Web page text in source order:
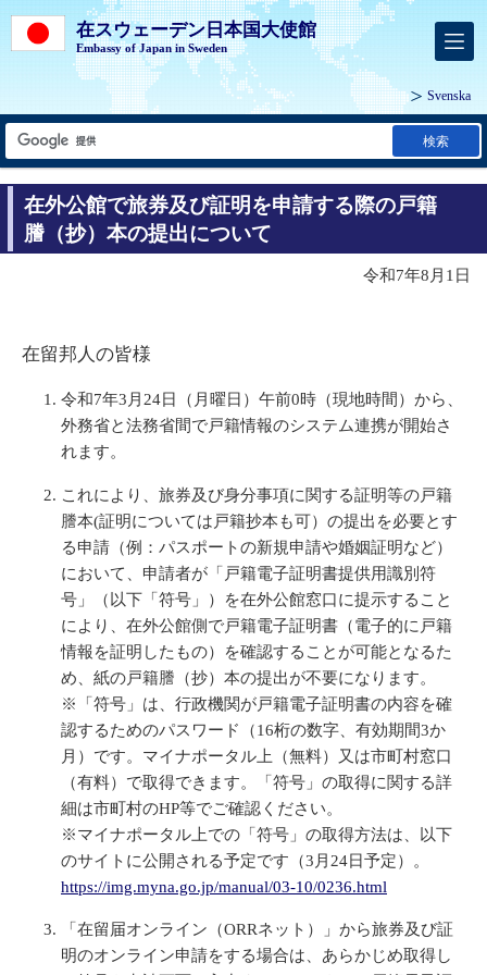
在スウェーデン日本国大使館
Embassy of Japan in Sweden
Svenska
検索
在外公館で旅券及び証明を申請する際の戸籍
謄（抄）本の提出について
令和7年8月1日
在留邦人の皆様
令和7年3月24日（月曜日）午前0時（現地時間）から、
外務省と法務省間で戸籍情報のシステム連携が開始さ
れます。
これにより、旅券及び身分事項に関する証明等の戸籍
謄本(証明については戸籍抄本も可）の提出を必要とす
る申請（例：パスポートの新規申請や婚姻証明など）
において、申請者が「戸籍電子証明書提供用識別符
号」（以下「符号」）を在外公館窓口に提示すること
により、在外公館側で戸籍電子証明書（電子的に戸籍
情報を証明したもの）を確認することが可能となるた
め、紙の戸籍謄（抄）本の提出が不要になります。
※「符号」は、行政機関が戸籍電子証明書の内容を確
認するためのパスワード（16桁の数字、有効期間3か
月）です。マイナポータル上（無料）又は市町村窓口
（有料）で取得できます。「符号」の取得に関する詳
細は市町村のHP等でご確認ください。
※マイナポータル上での「符号」の取得方法は、以下
のサイトに公開される予定です（3月24日予定）。
https://img.myna.go.jp/manual/03-10/0236.html
「在留届オンライン（ORRネット）」から旅券及び証
明のオンライン申請をする場合は、あらかじめ取得し